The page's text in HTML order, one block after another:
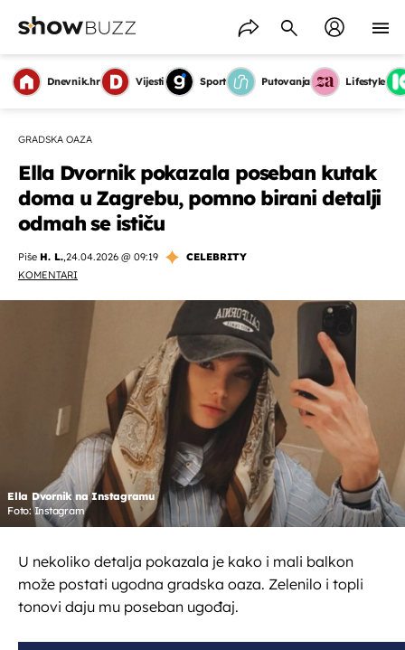
Dnevnik.hr Vijesti Sport Putovanja Lifestyle
GRADSKA OAZA
Ella Dvornik pokazala poseban kutak
doma u Zagrebu, pomno birani detalji
odmah se ističu
Piše H. L.,24.04.2026 @ 09:19
CELEBRITY
KOMENTARI
Ella Dvornik na Instagramu
Foto: Instagram
U nekoliko detalja pokazala je kako i mali balkon
može postati ugodna gradska oaza. Zelenilo i topli
tonovi daju mu poseban ugođaj.
OMOGUĆI OBAVIJESTI